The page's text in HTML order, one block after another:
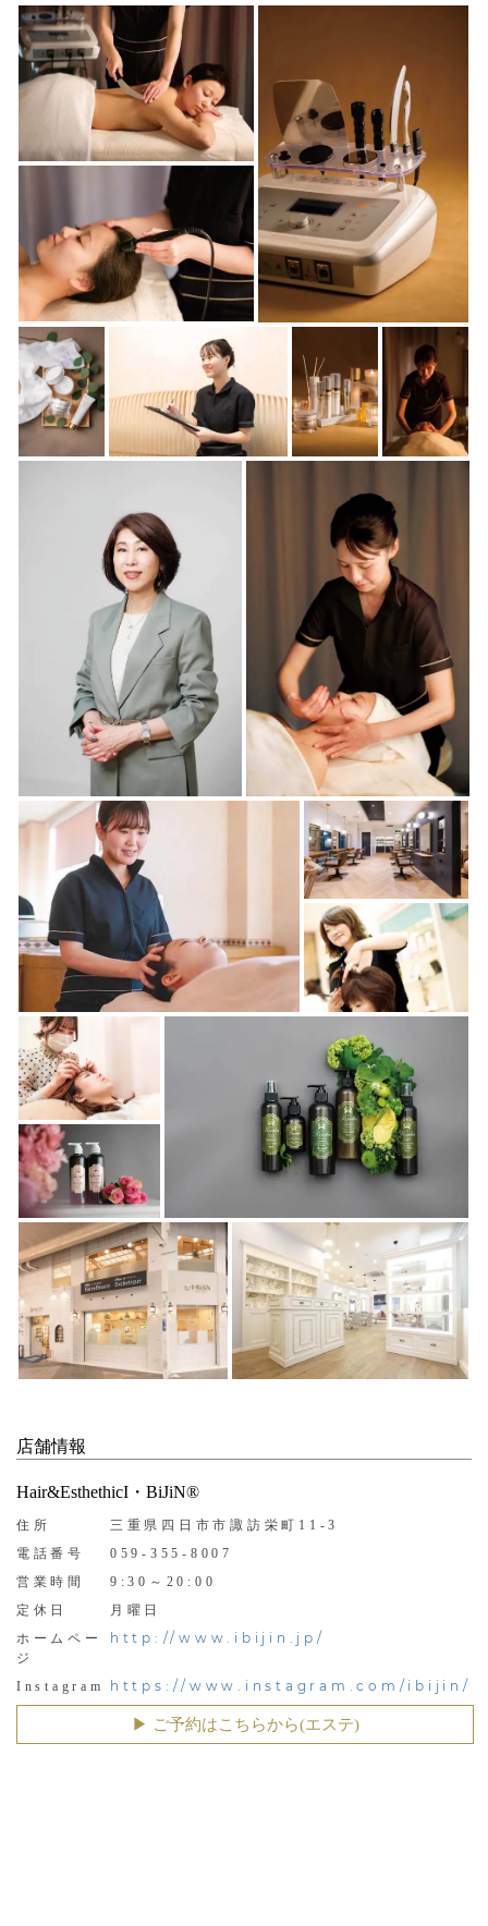
店舗情報
Hair&EsthethicI・BiJiN®
住所
三重県四日市市諏訪栄町11-3
電話番号
059-355-8007
営業時間
9:30～20:00
定休日
月曜日
ホームペー
ジ
http://www.ibijin.jp/
Instagram https://www.instagram.com/ibijin/
▶︎ ご予約はこちらから(エステ)